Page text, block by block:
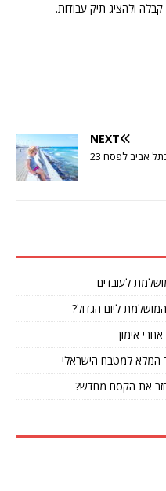
ולהציג תיק עבודות.
NEXT
אביב לפסח 23
לעובדים
ליום הגדול?
המלא למטבח הישראלי
את הקסם מחדש?